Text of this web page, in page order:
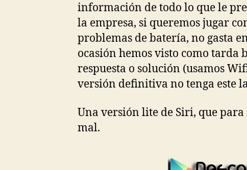
información de todo lo que le
la empresa, si queremos jugar
problemas de batería, no gasta
ocasión hemos visto como tarda
respuesta o solución (usamos
versión definitiva no tenga este
Una versión lite de Siri, que
mal.